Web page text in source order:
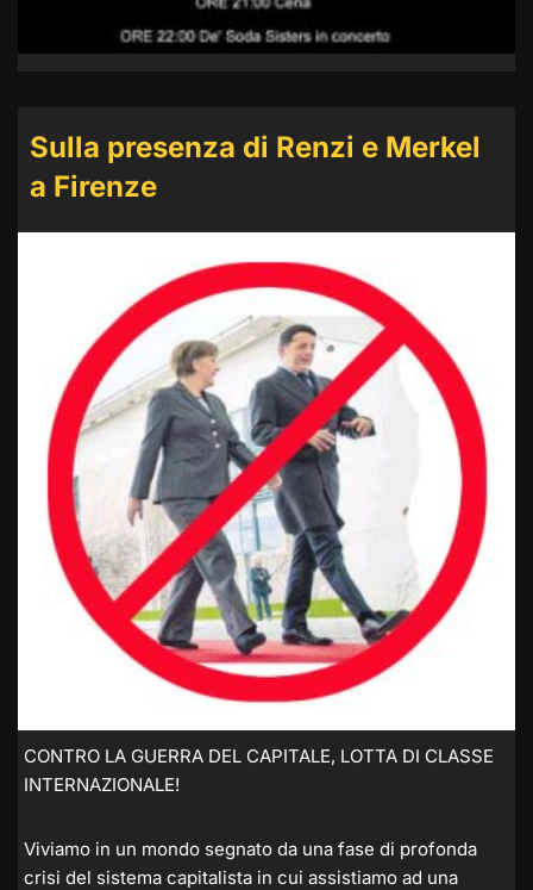
Sulla presenza di Renzi e Merkel
CONTRO LA GUERRA DEL CAPITALE, LOTTA DI CLASSE
INTERNAZIONALE!
Viviamo in un mondo segnato da una fase di profonda
crisi del sistema capitalista in cui assistiamo ad una